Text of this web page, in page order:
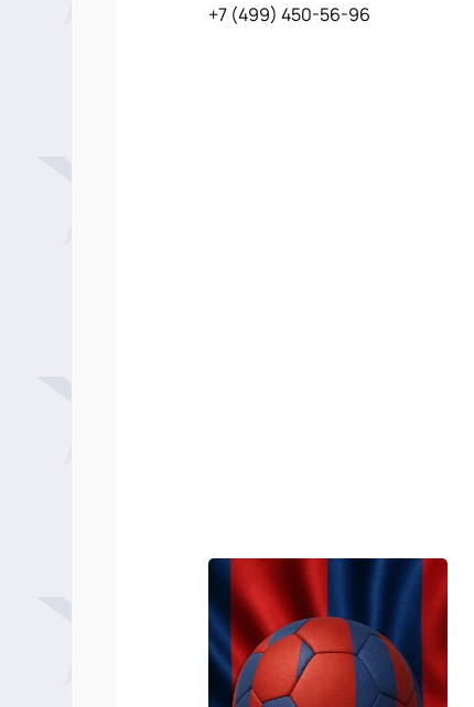
+7 (499) 450-56-96